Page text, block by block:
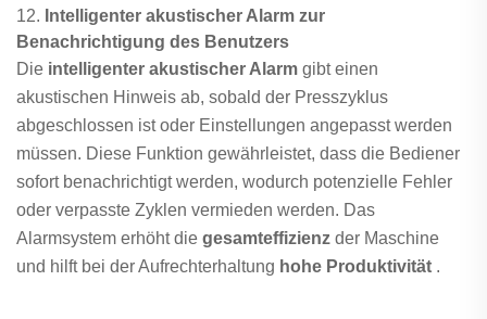
12. Intelligenter akustischer Alarm zur
Benachrichtigung des Benutzers
Die intelligenter akustischer Alarm gibt einen
akustischen Hinweis ab, sobald der Presszyklus
abgeschlossen ist oder Einstellungen angepasst werden
müssen. Diese Funktion gewährleistet, dass die Bediener
sofort benachrichtigt werden, wodurch potenzielle Fehler
oder verpasste Zyklen vermieden werden. Das
Alarmsystem erhöht die gesamteffizienz der Maschine
und hilft bei der Aufrechterhaltung hohe Produktivität .